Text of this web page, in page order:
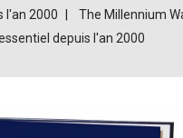
l'an 2000
The Millennium
depuis l'an 2000